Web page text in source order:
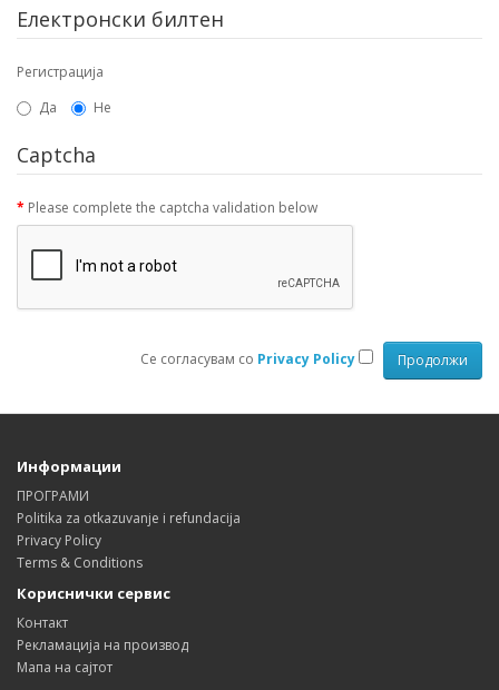
Електронски билтен
Регистрација
Да
Не
Captcha
Please complete the captcha validation below
Се согласувам со Privacy Policy
Информации
ПРОГРАМИ
Politika za otkazuvanje i refundacija
Privacy Policy
Terms & Conditions
Кориснички сервис
Контакт
Рекламација на производ
Мапа на сајтот